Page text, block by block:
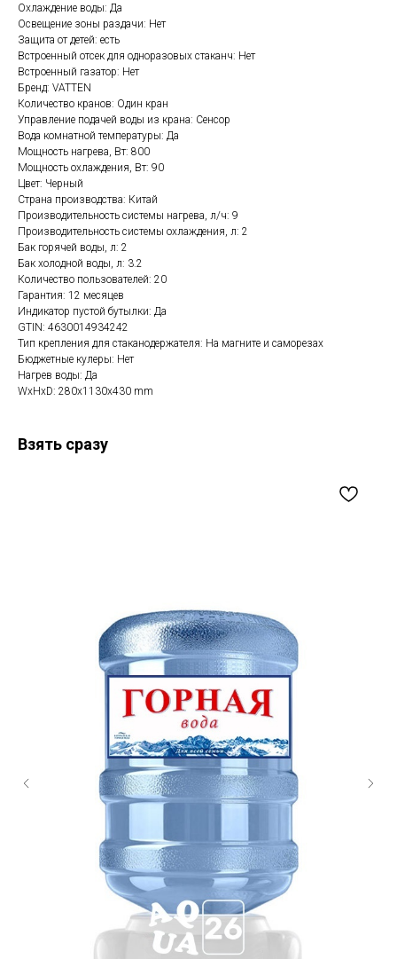
Охлаждение воды: Да
Освещение зоны раздачи: Нет
Защита от детей: есть
Встроенный отсек для одноразовых стаканч: Нет
Встроенный газатор: Нет
Бренд: VATTEN
Количество кранов: Один кран
Управление подачей воды из крана: Сенсор
Вода комнатной температуры: Да
Мощность нагрева, Вт: 800
Мощность охлаждения, Вт: 90
Цвет: Черный
Страна производства: Китай
Производительность системы нагрева, л/ч: 9
Производительность системы охлаждения, л: 2
Бак горячей воды, л: 2
Бак холодной воды, л: 3.2
Количество пользователей: 20
Гарантия: 12 месяцев
Индикатор пустой бутылки: Да
GTIN: 4630014934242
Тип крепления для стаканодержателя: На магните и саморезах
Бюджетные кулеры: Нет
Нагрев воды: Да
WxHxD: 280x1130x430 mm
Взять сразу